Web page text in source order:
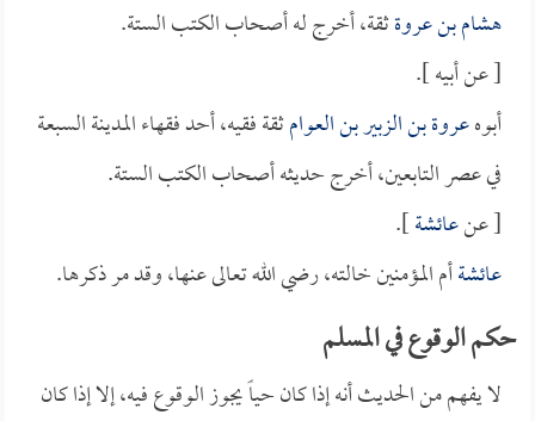
هشام بن عروةثقة، أخرج له أصحاب الكتب الستة.
[ عن أبيه ].
أبوهعروة بن الزبير بن العوامثقة فقيه، أحد فقهاء المدينة السبعة
في عصر التابعين، أخرج حديثه أصحاب الكتب الستة.
[ عنعائشة].
عائشةأم المؤمنين خالته، رضي الله تعالى عنها، وقد مر ذكرها.
حكم الوقوع في المسلم
لا يفهم من الحديث أنه إذا كان حياً يجوز الوقوع فيه، إلا إذا كان